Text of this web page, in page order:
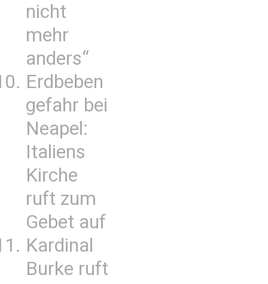
nicht
mehr
anders“
Erdbeben
gefahr bei
Neapel:
Italiens
Kirche
ruft zum
Gebet auf
Kardinal
Burke ruft